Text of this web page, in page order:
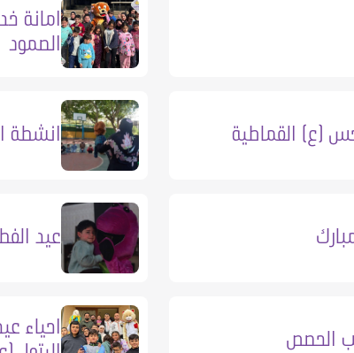
امانة
الصمود
(ع) القماطية انشطة
عيد
الحصص
احياء